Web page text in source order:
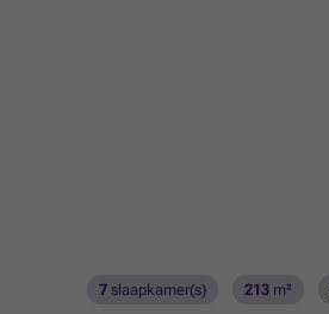
7slaapkamer(s) 213m²